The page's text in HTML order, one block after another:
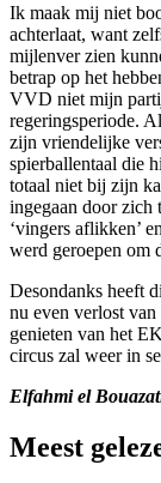
Ik maak mij niet
achterlaat, want
mijlenver zien
betrap op het
VVD niet mijn
regeringsperiode.
zijn vriendelijke
spierballentaal die
totaal niet bij zijn
ingegaan door zich
‘vingers aflikken’
werd geroepen om
Desondanks heeft
nu even verlost
genieten van het
circus zal weer in
Elfahmi el
Meest